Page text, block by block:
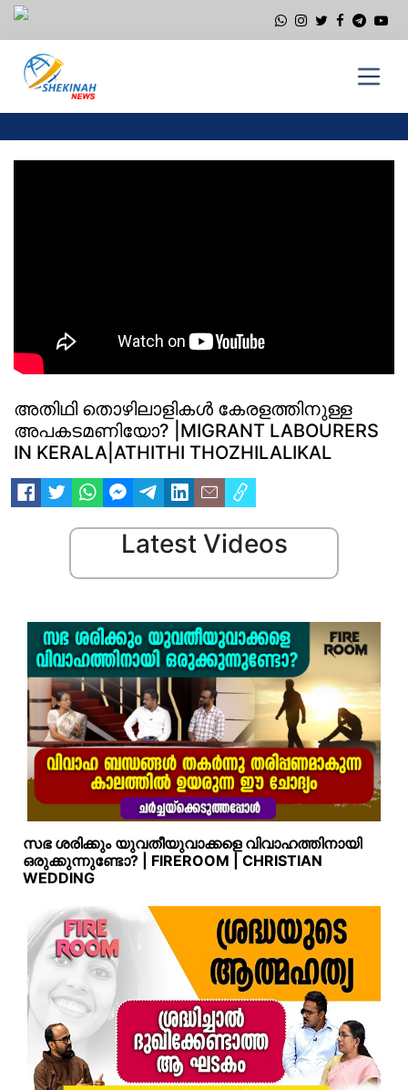
അതിഥി തൊഴിലാളികള്‍ കേരളത്തിനുള്ള
അപകടമണിയോ? |MIGRANT LABOURERS
IN KERALA|ATHITHI THOZHILALIKAL
Latest Videos
സഭ ശരിക്കും യുവതീയുവാക്കളെ വിവാഹത്തിനായി
ഒരുക്കുന്നുണ്ടോ? | FIREROOM | CHRISTIAN
WEDDING